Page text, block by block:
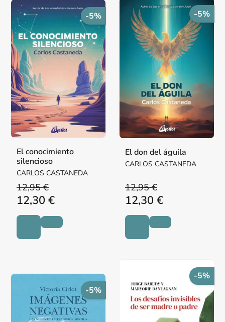
-5%
El conocimiento
silencioso
CARLOS CASTANEDA
12,95 €
12,30 €
-5%
El don del águila
CARLOS CASTANEDA
12,95 €
12,30 €
-5%
-5%